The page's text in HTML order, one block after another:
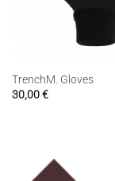
TrenchM. Gloves
30,00€